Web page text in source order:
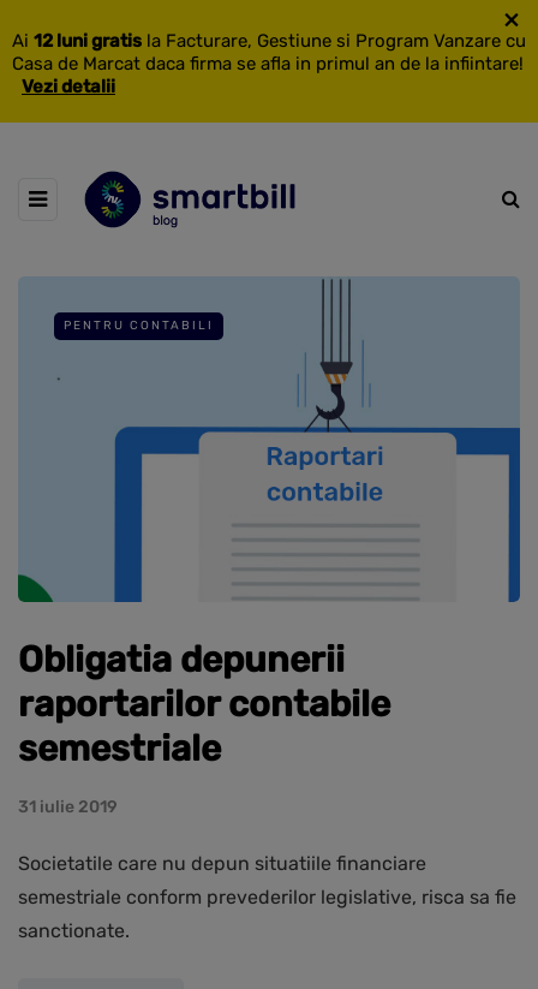
Ai 12 luni gratis la Facturare, Gestiune si Program Vanzare cu
Casa de Marcat daca firma se afla in primul an de la infiintare!
Vezi detalii
×
PENTRU CONTABILI
Obligatia depunerii
raportarilor contabile
semestriale
31 iulie 2019
Societatile care nu depun situatiile financiare
semestriale conform prevederilor legislative, risca sa fie
sanctionate.